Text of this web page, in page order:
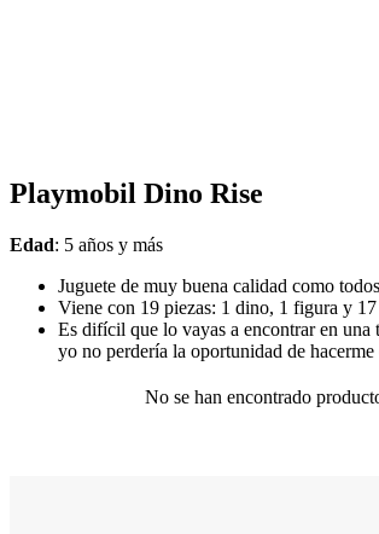
Playmobil Dino Rise
Edad: 5 años y más
Juguete de muy buena calidad como
Viene con 19 piezas: 1 dino, 1 figura y 17
Es difícil que lo vayas a encontrar en una
yo no perdería la oportunidad de hacerme
No se han encontrado